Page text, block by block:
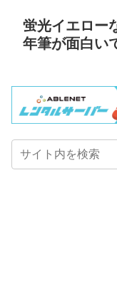
蛍光イエロー
年筆が面白い